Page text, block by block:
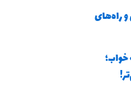
راه‌های
خواب؛